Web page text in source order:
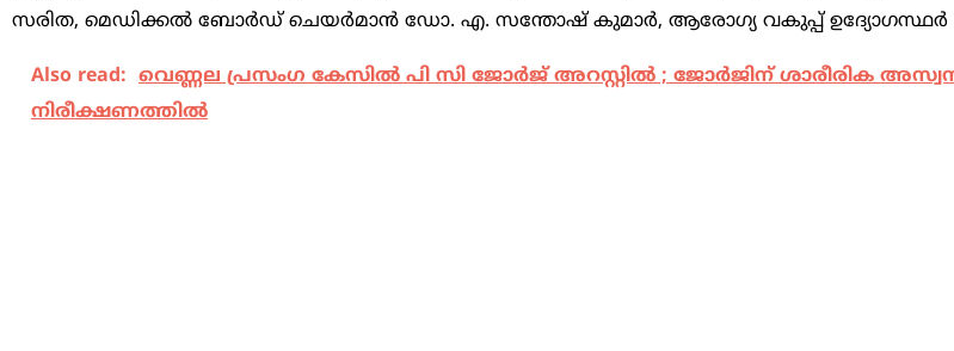
സരിത, മെഡിക്കൽ ബോർഡ് ചെയർമാൻ ഡോ. എ. സന്തോഷ് കുമാർ, ആരോഗ്യ വകുപ്പ് ഉദ്യോഗസ്ഥർ
Also read: വെണ്ണല പ്രസംഗ കേസില്‍ പി സി ജോര്‍ജ് അറസ്റ്റില്‍ ; ജോര്‍ജിന് ശാരീരിക
നിരീക്ഷണത്തില്‍